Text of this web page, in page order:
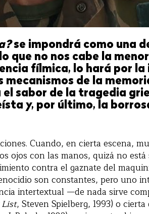
se impondrá como una
que no nos cabe la
fílmica, lo hará por
mecanismos de la
sabor de la tragedia
y, por último, la
Cuando, en cierta escena,
ojos con las manos, quizá no
contra el gaznate del
son constantes, pero uno
intertextual —de nada sirve
, Steven Spielberg, 1993) o